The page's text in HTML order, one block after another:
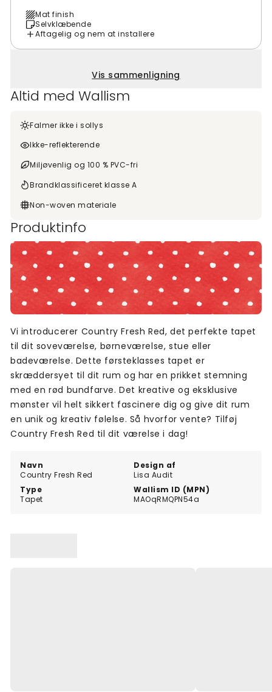
Mat finish
Selvklæbende
Aftagelig og nem at installere
Vis sammenligning
Altid med Wallism
Falmer ikke i sollys
Ikke-reflekterende
Miljøvenlig og 100 % PVC-fri
Brandklassificeret klasse A
Non-woven materiale
Produktinfo
Navn
Country Fresh Red
Design af
Lisa Audit
Type
Tapet
Wallism ID (MPN)
MAOqRMQPN54a
Vi introducerer Country Fresh Red, det perfekte tapet
til dit soveværelse, børneværelse, stue eller
badeværelse. Dette førsteklasses tapet er
skræddersyet til dit rum og har en prikket stemning
med en rød bundfarve. Det kreative og eksklusive
mønster vil helt sikkert fascinere dig og give dit rum
en unik og kreativ følelse. Så hvorfor vente? Tilføj
Country Fresh Red til dit værelse i dag!